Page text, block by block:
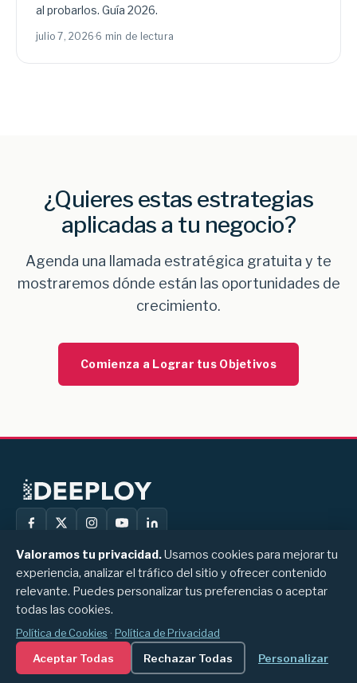
al probarlos. Guía 2026.
julio 7, 2026·6 min de lectura
¿Quieres estas estrategias
aplicadas a tu negocio?
Agenda una llamada estratégica gratuita y te
mostraremos dónde están las oportunidades de
crecimiento.
Comienza a Lograr tus Objetivos
Deeploy
Calle 94A # 11A-50, Bogotá, Colombia
+1 (289) 337 1217
© 2026 Deeploy. Todos los derechos reservados.
Valoramos tu privacidad.Usamos cookies para mejorar tu
experiencia, analizar el tráfico del sitio y ofrecer contenido
relevante. Puedes personalizar tus preferencias o aceptar
todas las cookies.
Política de Cookies · Política de Privacidad
Aceptar Todas Rechazar Todas Personalizar